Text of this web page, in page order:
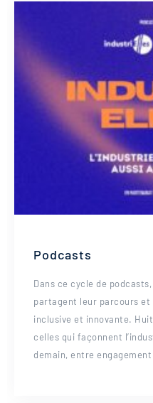
Podcasts
Dans ce cycle de
partagent leur parcours et
inclusive et innovante.
celles qui façonnent
demain, entre